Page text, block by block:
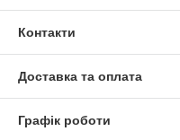
Контакти
Доставка та оплата
Графік роботи